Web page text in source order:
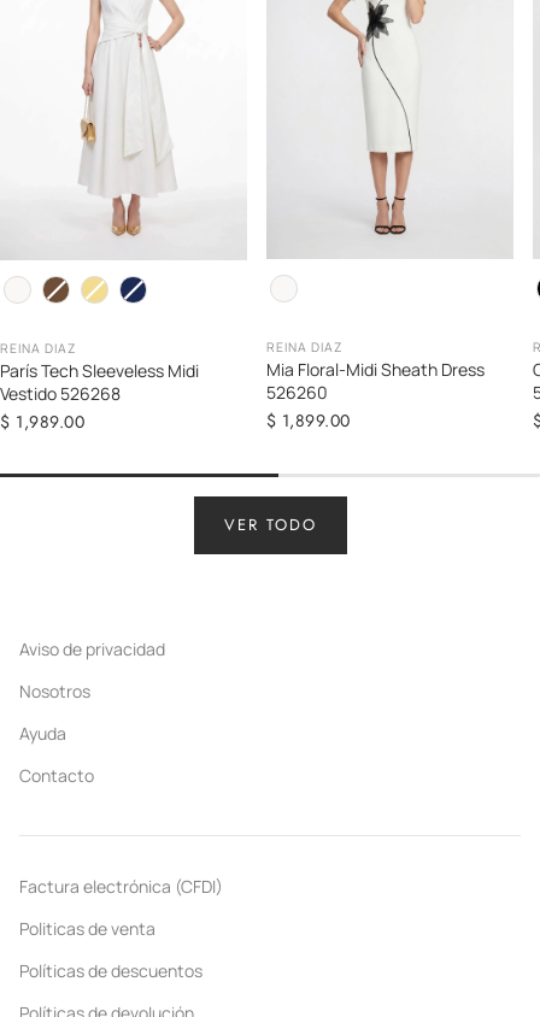
Color
REINA DIAZ
París Tech Sleeveless Midi
Vestido 526268
Precio
$ 1,989.00
Color
REINA DIAZ
Mia Floral-Midi Sheath Dress
526260
Precio
$ 1,899.00
VER TODO
Aviso de privacidad
Nosotros
Ayuda
Contacto
Factura electrónica (CFDI)
Politicas de venta
Políticas de descuentos
Políticas de devolución